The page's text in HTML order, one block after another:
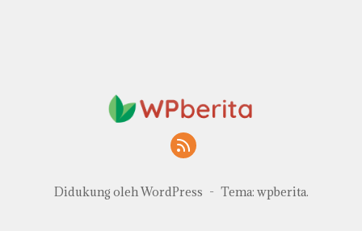
Didukung oleh WordPress - Tema: wpberita.